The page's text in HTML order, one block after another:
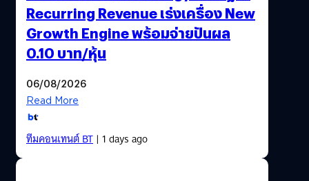
Recurring Revenue เร่งเครื่อง New
Growth Engine พร้อมจ่ายปันผล
0.10 บาท/หุ้น
06/08/2026
Read More
ทีมคอนเทนต์ BT| 1 days ago